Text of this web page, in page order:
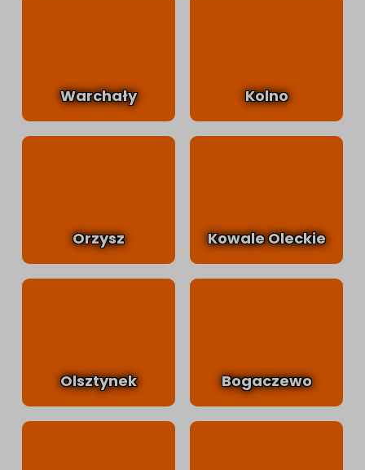
Warchały Kolno
Orzysz Kowale Oleckie
Olsztynek Bogaczewo